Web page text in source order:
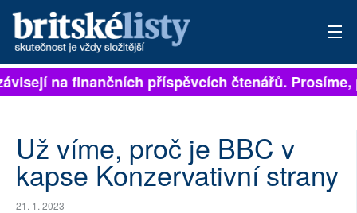
PŘIHLÁSIT
ARCHIV
ROZHOVORY
na finančních příspěvcích čtenářů. Prosíme,
Už víme, proč je BBC v
kapse Konzervativní strany
21. 1. 2023